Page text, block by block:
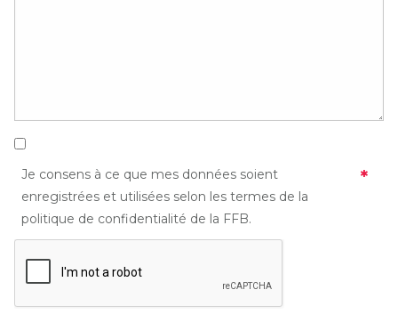
Je consens à ce que mes données soient
enregistrées et utilisées selon les termes de la
politique de confidentialité de la FFB.